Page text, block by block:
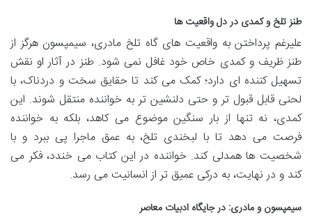
طنز تلخ و کمدی در دل واقعیت ها
علیرغم پرداختن به واقعیت های گاه تلخ مادری، سیمپسون هرگز از
طنز ظریف و کمدی خاص خود غافل نمی شود. طنز در آثار او نقش
تسهیل کننده ای دارد؛ کمک می کند تا حقایق سخت و دردناک، با
لحنی قابل قبول تر و حتی دلنشین تر به خواننده منتقل شوند. این
کمدی، نه تنها از بار سنگین موضوع می کاهد، بلکه به خواننده
فرصت می دهد تا با لبخندی تلخ، به عمق ماجرا پی ببرد و با
شخصیت ها همدلی کند. خواننده در این کتاب می خندد، فکر می
کند و در نهایت، به درکی عمیق تر از انسانیت می رسد.
سیمپسون و مادری: در جایگاه ادبیات معاصر